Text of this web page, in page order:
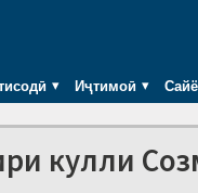
Иҷтимоӣ
кулли